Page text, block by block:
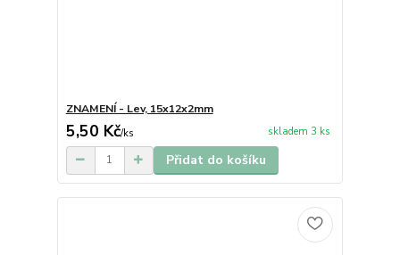
ZNAMENÍ - Lev, 15x12x2mm
5,50 Kč/ks skladem 3 ks
Přidat do košíku